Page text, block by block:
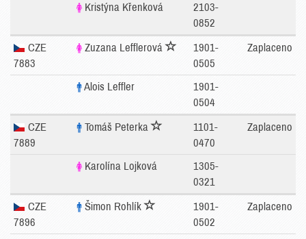
Kristýna Křenková
2103-
0852
CZE
7883
Zuzana Lefflerová
1901-
0505
Zaplaceno
Alois Leffler
1901-
0504
CZE
7889
Tomáš Peterka
1101-
0470
Zaplaceno
Karolína Lojková
1305-
0321
CZE
7896
Šimon Rohlík
1901-
0502
Zaplaceno